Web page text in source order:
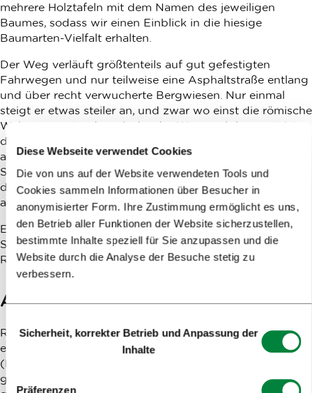
Diese Webseite verwendet Cookies
Die von uns auf der Website verwendeten Tools und
Cookies sammeln Informationen über Besucher in
anonymisierter Form. Ihre Zustimmung ermöglicht es uns,
den Betrieb aller Funktionen der Website sicherzustellen,
bestimmte Inhalte speziell für Sie anzupassen und die
Website durch die Analyse der Besuche stetig zu
verbessern.
Sicherheit, korrekter Betrieb und Anpassung der
Inhalte
Präferenzen
mehrere Holztafeln mit dem Namen des jeweiligen
Baumes, sodass wir einen Einblick in die hiesige
Baumarten-Vielfalt erhalten.
Der Weg verläuft größtenteils auf gut gefestigten
Fahrwegen und nur teilweise eine Asphaltstraße entlang
und über recht verwucherte Bergwiesen. Nur einmal
steigt er etwas steiler an, und zwar wo einst die römische
Wehrmauer stand, nach der der Weg auch benannt ist:
die Claustra Alpium Iuliarum (auch „Schengen-System
aus dem 3. Jahrhundert“) genannt, die die römische
Straße in diesem Bereich geschützt hat. Ansonsten ist
der Weg größtenteils flach oder sanft ansteigend bzw.
abfallend.
Es ist ratsam, die Karte auf der einführenden Infotafel am
See zu fotografieren, weil sie uns hilft, der vorgesehenen
Route zu folgen.
Asgungspunkt
Rakitna (27 km vom Stadtzentrum von Ljubljana
entfernt). Am See befindet sich ein Schotterparkplatz
(Parkgebühren: 2,5 €/2 Stdn., 5 €/Tag). Vom Parkplatz
gehen wir Richtung Hotel, wo wir auf der